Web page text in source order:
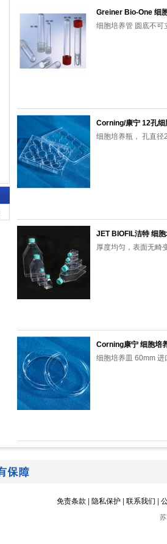
Greiner Bio-One 细
细胞培养管 圆底不可
Corning/康宁 12孔细
细胞培养瓶， 孔直
JET BIOFIL洁特 细
厚度均匀，表面无畸
Corning康宁 细胞培
细胞培养皿 60mm 进
免责条款 隐私保护| 联系我们